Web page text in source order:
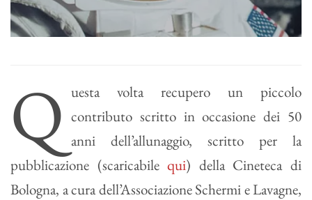
Q uesta volta recupero un piccolo
contributo scritto in occasione dei 50
anni dell’allunaggio, scritto per la
pubblicazione (scaricabilequi) della Cineteca di
Bologna, a cura dell’Associazione Schermi e Lavagne,